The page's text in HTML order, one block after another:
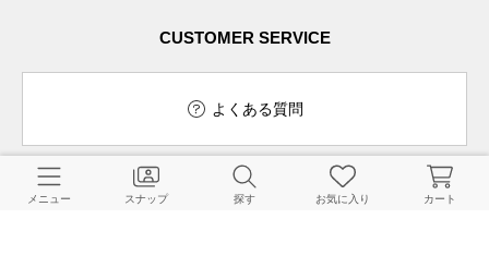
CUSTOMER SERVICE
よくある質問
メニュー スナップ 探す お気に入り カート